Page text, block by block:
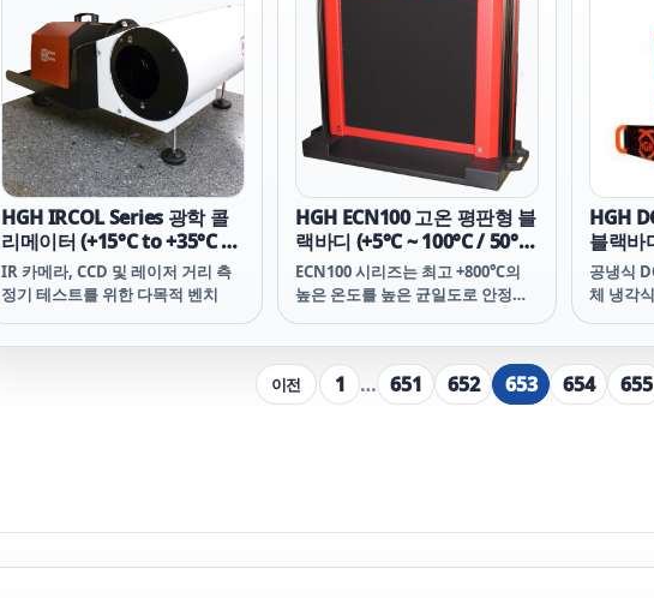
나의 전
HGH IRCOL Series 광학 콜
리메이터 (+15°C to +35°C /
-54°C to +71°C)
IR 카메라, CCD 및 레이저 거리 측
정기 테스트를 위한 다목적 벤치
HGH ECN100 고온 평판형 블
랙바디 (+5°C ~ 100°C / 50°C
~ 600°C)
ECN100 시리즈는 최고 +800℃의
높은 온도를 높은 균일도로 안정화
HGH
블랙바
공냉식
체 냉각
+150℃의
가능합
이전 1 … 651 652 653 654 655